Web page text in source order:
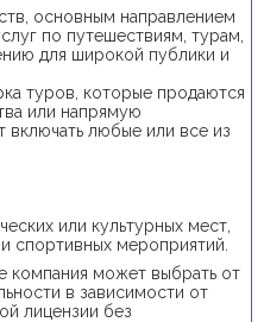
основным направлением
по путешествиям, турам,
для широкой публики и
туров, которые продаются
или напрямую
включать любые или все из
или культурных мест,
спортивных мероприятий.
компания может выбрать от
в зависимости от
лицензии без